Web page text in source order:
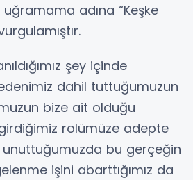
adına “Keşke
şey içinde
dahil tuttuğumuzun
bize ait olduğu
rolümüze adepte
unuttuğumuzda bu gerçeğin
işini abarttığımız da